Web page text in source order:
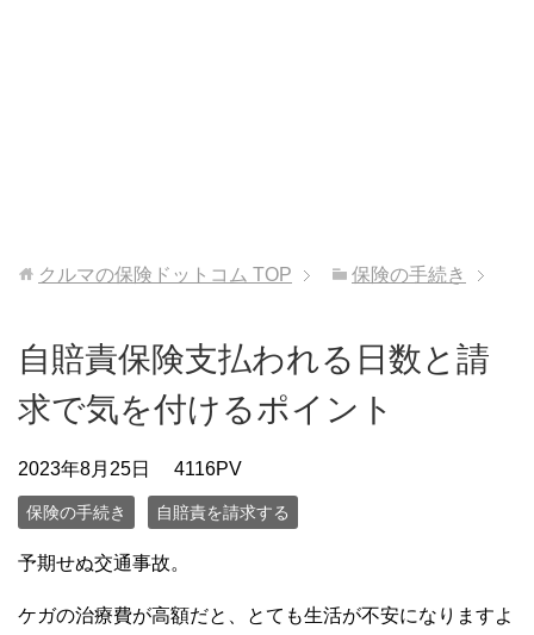
クルマの保険ドットコム TOP 保険の手続き
自賠責保険支払われる日数と請
求で気を付けるポイント
2023年8月25日 4116PV
保険の手続き 自賠責を請求する
予期せぬ交通事故。
ケガの治療費が高額だと、とても生活が不安になりますよ